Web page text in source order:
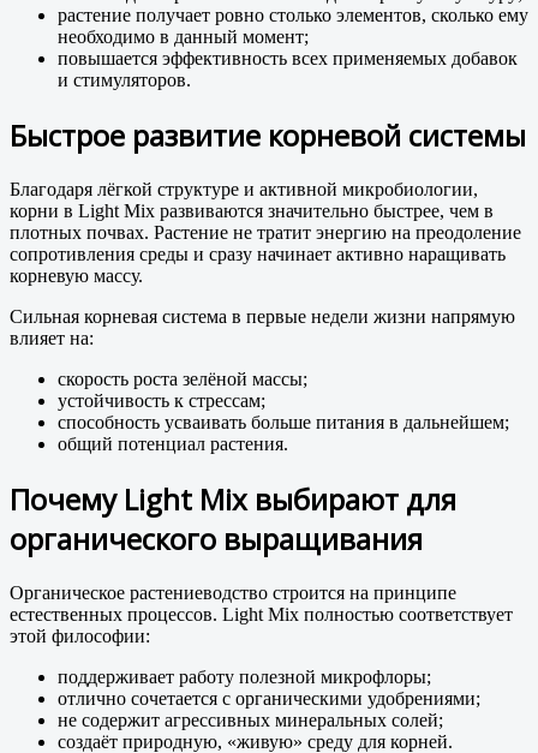
растение получает ровно столько элементов, сколько ему
необходимо в данный момент;
повышается эффективность всех применяемых добавок
и стимуляторов.
Быстрое развитие корневой системы
Благодаря лёгкой структуре и активной микробиологии,
корни в Light Mix развиваются значительно быстрее, чем в
плотных почвах. Растение не тратит энергию на преодоление
сопротивления среды и сразу начинает активно наращивать
корневую массу.
Сильная корневая система в первые недели жизни напрямую
влияет на:
скорость роста зелёной массы;
устойчивость к стрессам;
способность усваивать больше питания в дальнейшем;
общий потенциал растения.
Почему Light Mix выбирают для
органического выращивания
Органическое растениеводство строится на принципе
естественных процессов. Light Mix полностью соответствует
этой философии:
поддерживает работу полезной микрофлоры;
отлично сочетается с органическими удобрениями;
не содержит агрессивных минеральных солей;
создаёт природную, «живую» среду для корней.